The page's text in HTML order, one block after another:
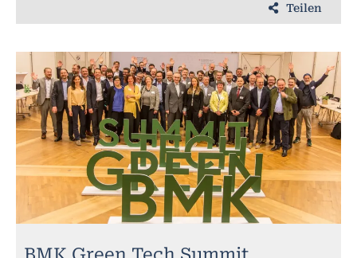
Teilen